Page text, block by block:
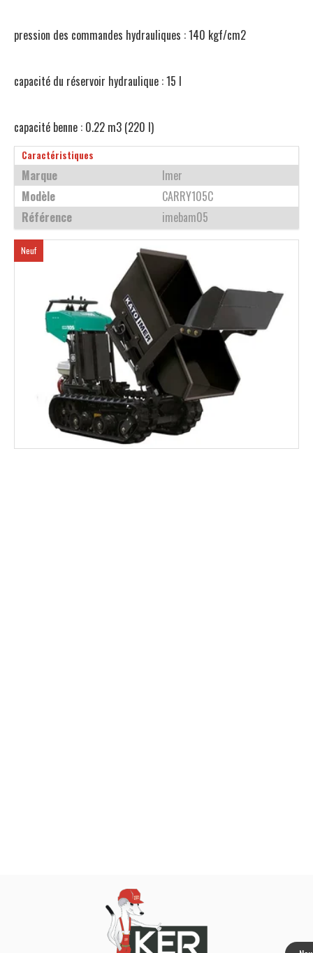
Neuf
pression des commandes hydrauliques : 140 kgf/cm2
capacité du réservoir hydraulique : 15 l
capacité benne : 0.22 m3 (220 l)
Caractéristiques
Marque
Imer
Modèle
CARRY105C
Référence
imebam05